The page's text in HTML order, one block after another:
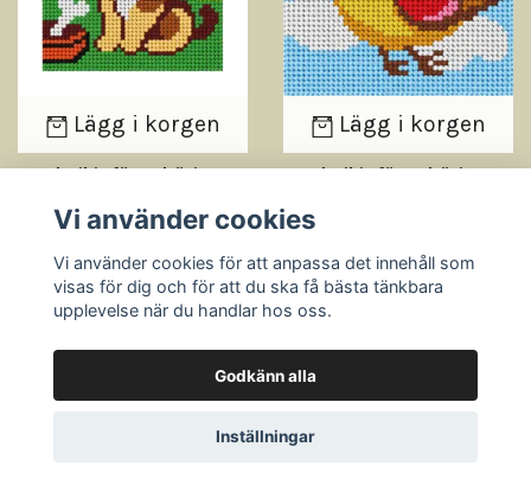
Lägg i korgen
Broderikit för nybörjare
99 kr
Lägg i korgen
Broderikit för nybörjare
99 kr
Vi använder cookies
Vi använder cookies för att anpassa det innehåll som
visas för dig och för att du ska få bästa tänkbara
upplevelse när du handlar hos oss.
Godkänn alla
Inställningar